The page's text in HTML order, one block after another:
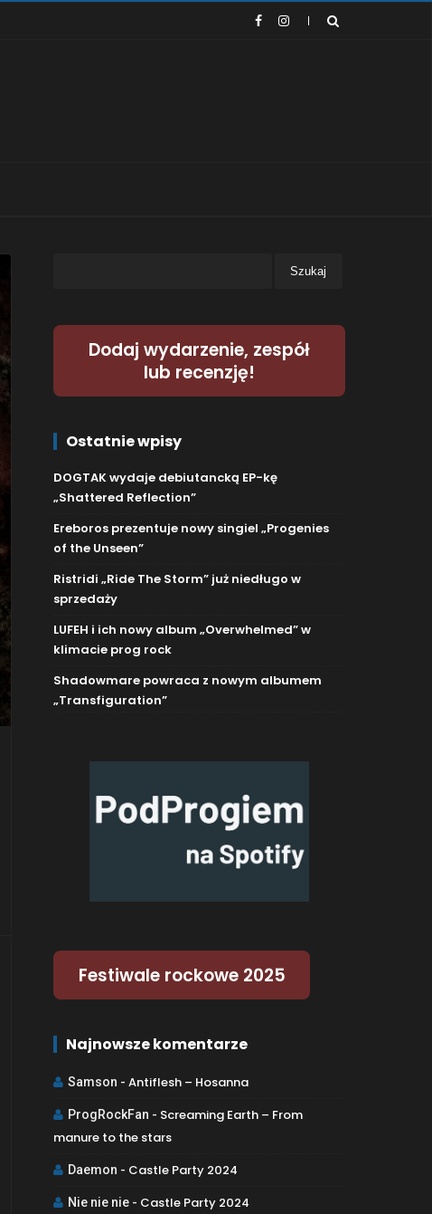
Dodaj wydarzenie, zespół
lub recenzję!
Ostatnie wpisy
DOGTAK wydaje debiutancką EP-kę
„Shattered Reflection”
Ereboros prezentuje nowy singiel „Progenies
of the Unseen”
Ristridi „Ride The Storm” już niedługo w
sprzedaży
LUFEH i ich nowy album „Overwhelmed” w
klimacie prog rock
Shadowmare powraca z nowym albumem
„Transfiguration”
Festiwale rockowe 2025
Najnowsze komentarze
Samson -Antiflesh – Hosanna
ProgRockFan - Screaming Earth – From
manure to the stars
Daemon - Castle Party 2024
Nie nie nie - Castle Party 2024